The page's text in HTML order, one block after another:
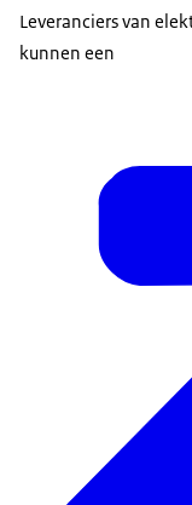
Leveranciers van
kunnen een